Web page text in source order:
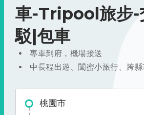
車-Tripool旅步-
駁|包車
專車到府，機場接送
中長程出遊、閨蜜小旅行、跨
桃園市